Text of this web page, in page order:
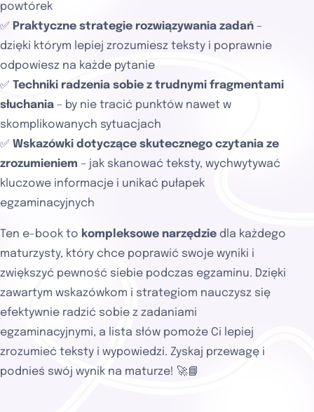
powtórek
✅ Praktyczne strategie rozwiązywania zadań –
dzięki którym lepiej zrozumiesz teksty i poprawnie
odpowiesz na każde pytanie
✅ Techniki radzenia sobie z trudnymi fragmentami
słuchania – by nie tracić punktów nawet w
skomplikowanych sytuacjach
✅ Wskazówki dotyczące skutecznego czytania ze
zrozumieniem – jak skanować teksty, wychwytywać
kluczowe informacje i unikać pułapek
egzaminacyjnych
Ten e-book to kompleksowe narzędzie dla każdego
maturzysty, który chce poprawić swoje wyniki i
zwiększyć pewność siebie podczas egzaminu. Dzięki
zawartym wskazówkom i strategiom nauczysz się
efektywnie radzić sobie z zadaniami
egzaminacyjnymi, a lista słów pomoże Ci lepiej
zrozumieć teksty i wypowiedzi. Zyskaj przewagę i
podnieś swój wynik na maturze! 🚀📘